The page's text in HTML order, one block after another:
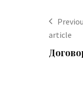
article